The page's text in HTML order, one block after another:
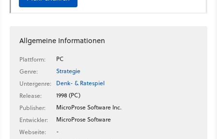
Allgemeine Informationen
Plattform:
PC
Genre:
Strategie
Untergenre:
Denk- & Ratespiel
Release:
1998 (PC)
Publisher:
MicroProse Software Inc.
Entwickler:
MicroProse Software
Webseite:
-